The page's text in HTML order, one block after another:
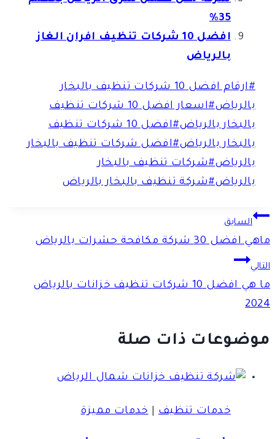
35%
افضل 10 شركات تنظيف افران الغاز
بالرياض
وسوم
المقال:
#
ارقام افضل 10 شركات تنظيف بالبخار
بالرياض#
اسعار افضل 10 شركات تنظيف
بالبخار بالرياض#
افضل 10 شركات تنظيف
بالبخار بالرياض#افضل شركات تنظيف بالبخار
بالرياض#شركات تنظيف بالبخار
بالرياض#شركة تنظيف بالبخار بالرياض
تصفّح
المقالات
السابق
ماهي افضل 30 شركة مكافحة حشرات بالرياض
التالي
ما هي افضل 10 شركات تنظيف خزانات بالرياض
2024
موضوعات ذات صلة
خدمات تنظيف|خدمات مميزة